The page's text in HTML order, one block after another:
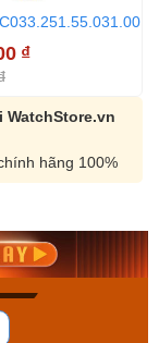
₫
WatchStore.vn
hãng 100%
Nam MTS-
ngay